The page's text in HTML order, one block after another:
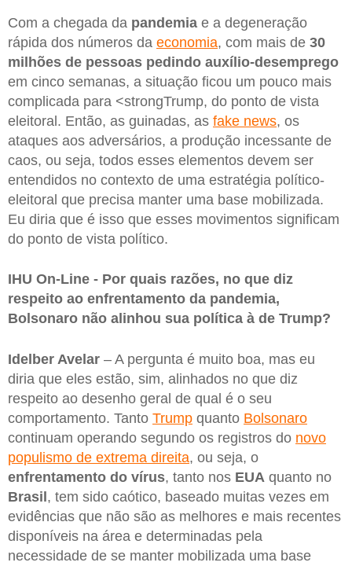
Com a chegada da pandemia e a degeneração
rápida dos números da economia, com mais de 30
milhões de pessoas pedindo auxílio-desemprego
em cinco semanas, a situação ficou um pouco mais
complicada para <strongTrump, do ponto de vista
eleitoral. Então, as guinadas, as fake news, os
ataques aos adversários, a produção incessante de
caos, ou seja, todos esses elementos devem ser
entendidos no contexto de uma estratégia político-
eleitoral que precisa manter uma base mobilizada.
Eu diria que é isso que esses movimentos significam
do ponto de vista político.
IHU On-Line - Por quais razões, no que diz
respeito ao enfrentamento da pandemia,
Bolsonaro não alinhou sua política à de Trump?
Idelber Avelar – A pergunta é muito boa, mas eu
diria que eles estão, sim, alinhados no que diz
respeito ao desenho geral de qual é o seu
comportamento. Tanto Trump quanto Bolsonaro
continuam operando segundo os registros do novo
populismo de extrema direita, ou seja, o
enfrentamento do vírus, tanto nos EUA quanto no
Brasil, tem sido caótico, baseado muitas vezes em
evidências que não são as melhores e mais recentes
disponíveis na área e determinadas pela
necessidade de se manter mobilizada uma base